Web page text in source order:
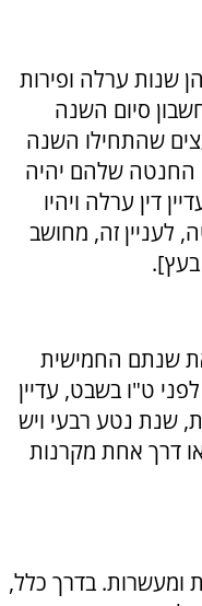
שנות ערלה ופירות
סיום השנה
שהתחילו השנה
החנטה שלהם יהיה
דין ערלה ויהיו
לעניין זה, מחושב
בעץ].
שנתם החמישית
ט"ו בשבט, עדיין
שנת נטע רבעי ויש
דרך אחת מקרנות
ומעשרות. בדרך כלל,